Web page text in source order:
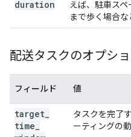
duration
えば、駐車ス
まで歩く場合な
配送タスクのオプシ
フィールド 値
target
time
タスクを完了
ーティングの